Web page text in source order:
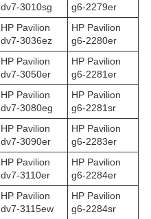
dv7-3010sg
g6-2279er
HP Pavilion
dv7-3036ez
HP Pavilion
g6-2280er
HP Pavilion
dv7-3050er
HP Pavilion
g6-2281er
HP Pavilion
dv7-3080eg
HP Pavilion
g6-2281sr
HP Pavilion
dv7-3090er
HP Pavilion
g6-2283er
HP Pavilion
dv7-3110er
HP Pavilion
g6-2284er
HP Pavilion
dv7-3115ew
HP Pavilion
g6-2284sr